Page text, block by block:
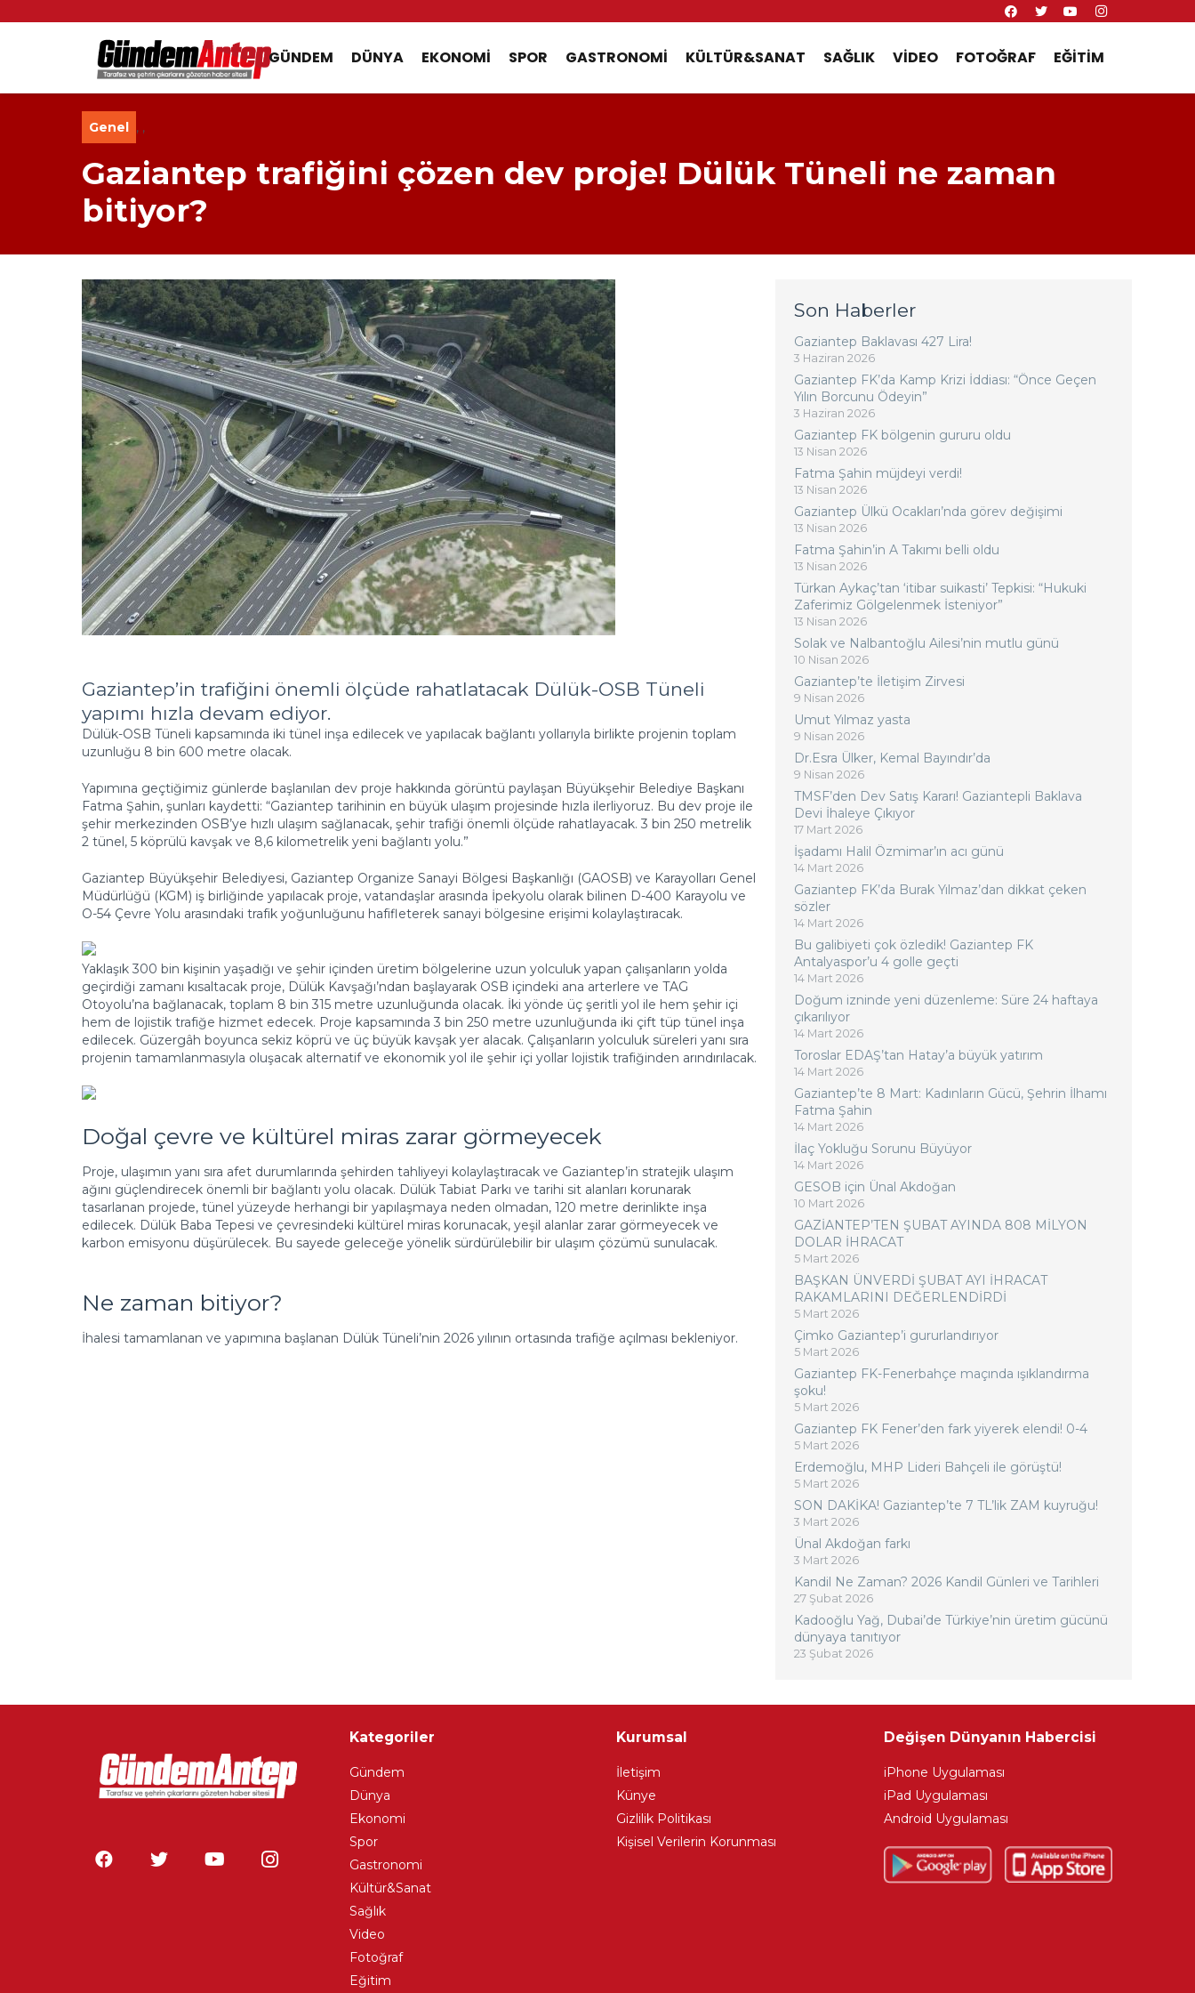
GÜNDEM DÜNYA EKONOMI SPOR GASTRONOMI KÜLTÜR&SANAT SAĞLIK VIDEO FOTOĞRAF EĞITIM
Genel , ,
Gaziantep trafiğini çözen dev proje! Dülük Tüneli ne zaman
bitiyor?
Gaziantep’in trafiğini önemli ölçüde rahatlatacak Dülük-OSB Tüneli
yapımı hızla devam ediyor.
Dülük-OSB Tüneli kapsamında iki tünel inşa edilecek ve yapılacak bağlantı yollarıyla birlikte projenin toplam
uzunluğu 8 bin 600 metre olacak.
Yapımına geçtiğimiz günlerde başlanılan dev proje hakkında görüntü paylaşan Büyükşehir Belediye Başkanı
Fatma Şahin, şunları kaydetti: “Gaziantep tarihinin en büyük ulaşım projesinde hızla ilerliyoruz. Bu dev proje ile
şehir merkezinden OSB’ye hızlı ulaşım sağlanacak, şehir trafiği önemli ölçüde rahatlayacak. 3 bin 250 metrelik
2 tünel, 5 köprülü kavşak ve ⁠8,6 kilometrelik yeni bağlantı yolu.”
Gaziantep Büyükşehir Belediyesi, Gaziantep Organize Sanayi Bölgesi Başkanlığı (GAOSB) ve Karayolları Genel
Müdürlüğü (KGM) iş birliğinde yapılacak proje, vatandaşlar arasında İpekyolu olarak bilinen D-400 Karayolu ve
O-54 Çevre Yolu arasındaki trafik yoğunluğunu hafifleterek sanayi bölgesine erişimi kolaylaştıracak.
Yaklaşık 300 bin kişinin yaşadığı ve şehir içinden üretim bölgelerine uzun yolculuk yapan çalışanların yolda
geçirdiği zamanı kısaltacak proje, Dülük Kavşağı’ndan başlayarak OSB içindeki ana arterlere ve TAG
Otoyolu’na bağlanacak, toplam 8 bin 315 metre uzunluğunda olacak. İki yönde üç şeritli yol ile hem şehir içi
hem de lojistik trafiğe hizmet edecek. Proje kapsamında 3 bin 250 metre uzunluğunda iki çift tüp tünel inşa
edilecek. Güzergâh boyunca sekiz köprü ve üç büyük kavşak yer alacak. Çalışanların yolculuk süreleri yanı sıra
projenin tamamlanmasıyla oluşacak alternatif ve ekonomik yol ile şehir içi yollar lojistik trafiğinden arındırılacak.
Doğal çevre ve kültürel miras zarar görmeyecek
Proje, ulaşımın yanı sıra afet durumlarında şehirden tahliyeyi kolaylaştıracak ve Gaziantep’in stratejik ulaşım
ağını güçlendirecek önemli bir bağlantı yolu olacak. Dülük Tabiat Parkı ve tarihi sit alanları korunarak
tasarlanan projede, tünel yüzeyde herhangi bir yapılaşmaya neden olmadan, 120 metre derinlikte inşa
edilecek. Dülük Baba Tepesi ve çevresindeki kültürel miras korunacak, yeşil alanlar zarar görmeyecek ve
karbon emisyonu düşürülecek. Bu sayede geleceğe yönelik sürdürülebilir bir ulaşım çözümü sunulacak.
Ne zaman bitiyor?
İhalesi tamamlanan ve yapımına başlanan Dülük Tüneli’nin 2026 yılının ortasında trafiğe açılması bekleniyor.
Son Haberler
Gaziantep Baklavası 427 Lira!
3 Haziran 2026
Gaziantep FK’da Kamp Krizi İddiası: “Önce Geçen
Yılın Borcunu Ödeyin”
3 Haziran 2026
Gaziantep FK bölgenin gururu oldu
13 Nisan 2026
Fatma Şahin müjdeyi verdi!
13 Nisan 2026
Gaziantep Ülkü Ocakları’nda görev değişimi
13 Nisan 2026
Fatma Şahin’in A Takımı belli oldu
13 Nisan 2026
Türkan Aykaç’tan ‘itibar suikasti’ Tepkisi: “Hukuki
Zaferimiz Gölgelenmek İsteniyor”
13 Nisan 2026
Solak ve Nalbantoğlu Ailesi’nin mutlu günü
10 Nisan 2026
Gaziantep’te İletişim Zirvesi
9 Nisan 2026
Umut Yılmaz yasta
9 Nisan 2026
Dr.Esra Ülker, Kemal Bayındır’da
9 Nisan 2026
TMSF’den Dev Satış Kararı! Gaziantepli Baklava
Devi İhaleye Çıkıyor
17 Mart 2026
İşadamı Halil Özmimar’ın acı günü
14 Mart 2026
Gaziantep FK’da Burak Yılmaz’dan dikkat çeken
sözler
14 Mart 2026
Bu galibiyeti çok özledik! Gaziantep FK
Antalyaspor’u 4 golle geçti
14 Mart 2026
Doğum izninde yeni düzenleme: Süre 24 haftaya
çıkarılıyor
14 Mart 2026
Toroslar EDAŞ’tan Hatay’a büyük yatırım
14 Mart 2026
Gaziantep’te 8 Mart: Kadınların Gücü, Şehrin İlhamı
Fatma Şahin
14 Mart 2026
İlaç Yokluğu Sorunu Büyüyor
14 Mart 2026
GESOB için Ünal Akdoğan
10 Mart 2026
GAZİANTEP’TEN ŞUBAT AYINDA 808 MİLYON
DOLAR İHRACAT
5 Mart 2026
BAŞKAN ÜNVERDİ ŞUBAT AYI İHRACAT
RAKAMLARINI DEĞERLENDİRDİ
5 Mart 2026
Çimko Gaziantep’i gururlandırıyor
5 Mart 2026
Gaziantep FK-Fenerbahçe maçında ışıklandırma
şoku!
5 Mart 2026
Gaziantep FK Fener’den fark yiyerek elendi! 0-4
5 Mart 2026
Erdemoğlu, MHP Lideri Bahçeli ile görüştü!
5 Mart 2026
SON DAKİKA! Gaziantep’te 7 TL’lik ZAM kuyruğu!
3 Mart 2026
Ünal Akdoğan farkı
3 Mart 2026
Kandil Ne Zaman? 2026 Kandil Günleri ve Tarihleri
27 Şubat 2026
Kadooğlu Yağ, Dubai’de Türkiye’nin üretim gücünü
dünyaya tanıtıyor
23 Şubat 2026
Kategoriler
Gündem
Dünya
Ekonomi
Spor
Gastronomi
Kültür&Sanat
Sağlık
Video
Fotoğraf
Eğitim
Kurumsal
İletişim
Künye
Gizlilik Politikası
Kişisel Verilerin Korunması
Değişen Dünyanın Habercisi
iPhone Uygulaması
iPad Uygulaması
Android Uygulaması